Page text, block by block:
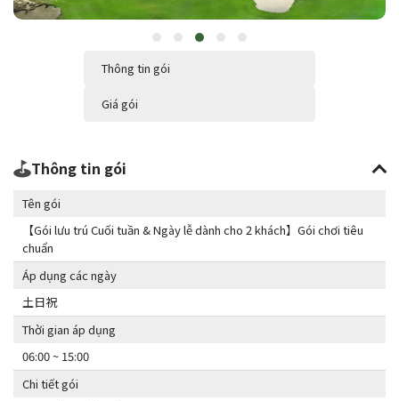
Thông tin gói
Giá gói
Thông tin gói
Tên gói
【Gói lưu trú Cuối tuần & Ngày lễ dành cho 2 khách】Gói chơi tiêu
chuẩn
Áp dụng các ngày
土日祝
Thời gian áp dụng
06:00 ~ 15:00
Chi tiết gói